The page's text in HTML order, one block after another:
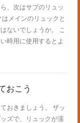
、次はサブのリュッ
メインのリュックと
ないでしょうか。 こ
時用に使用するとよ
おこう
おきましょう。 ザッ
ズで、リュックが濡